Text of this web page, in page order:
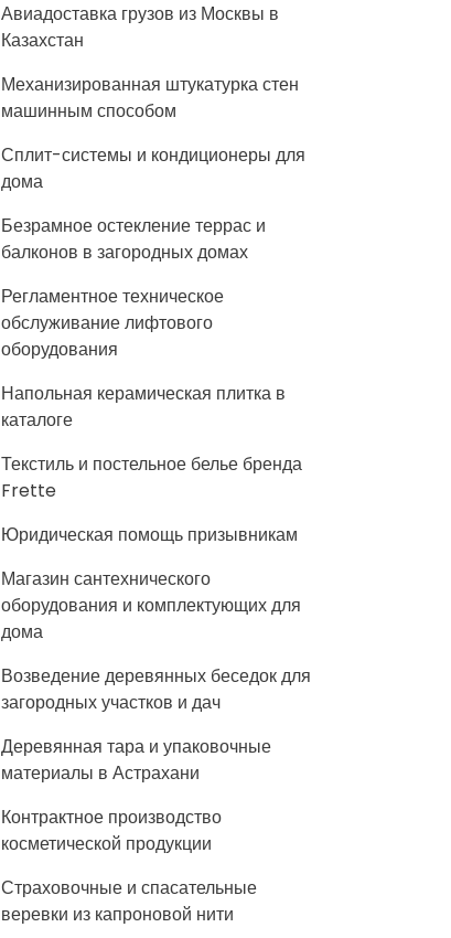
Авиадоставка грузов из Москвы в
Казахстан
Механизированная штукатурка стен
машинным способом
Сплит-системы и кондиционеры для
дома
Безрамное остекление террас и
балконов в загородных домах
Регламентное техническое
обслуживание лифтового
оборудования
Напольная керамическая плитка в
каталоге
Текстиль и постельное белье бренда
Frette
Юридическая помощь призывникам
Магазин сантехнического
оборудования и комплектующих для
дома
Возведение деревянных беседок для
загородных участков и дач
Деревянная тара и упаковочные
материалы в Астрахани
Контрактное производство
косметической продукции
Страховочные и спасательные
веревки из капроновой нити